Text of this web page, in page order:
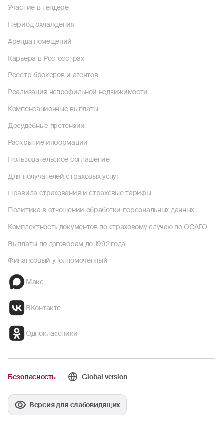
Участие в тендере
Период охлаждения
Аренда помещений
Карьера в Росгосстрах
Реестр брокеров и агентов
Реализация непрофильной недвижимости
Компенсационные выплаты
Досудебные претензии
Раскрытие информации
Пользовательское соглашение
Для получателей страховых услуг
Правила страхования и страховые тарифы
Политика в отношении обработки персональных данных
Комплектность документов по страховому случаю по ОСАГО
Выплаты по договорам до 1992 года
Финансовый уполномоченный
Макс
ВКонтакте
Одноклассники
Безопасность Global version
Версия для слабовидящих